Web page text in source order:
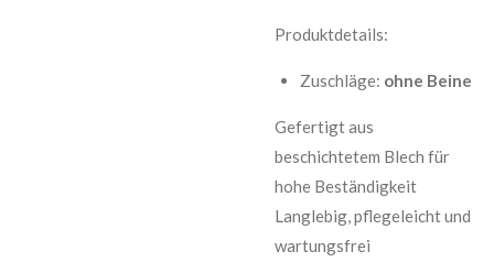
Produktdetails:
Zuschläge: ohne Beine
Gefertigt aus
beschichtetem Blech für
hohe Beständigkeit
Langlebig, pflegeleicht und
wartungsfrei